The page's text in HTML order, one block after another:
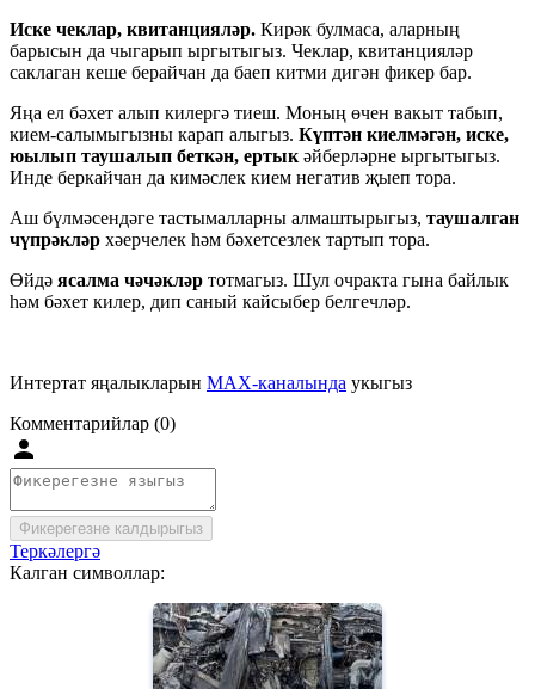
Иске чеклар, квитанцияләр. Кирәк булмаса, аларның
барысын да чыгарып ыргытыгыз. Чеклар, квитанцияләр
саклаган кеше берайчан да баеп китми дигән фикер бар.
Яңа ел бәхет алып килергә тиеш. Моның өчен вакыт табып,
кием-салымыгызны карап алыгыз. Күптән киелмәгән, иске,
юылып таушалып беткән, ертык әйберләрне ыргытыгыз.
Инде беркайчан да кимәслек кием негатив җыеп тора.
Аш бүлмәсендәге тастымалларны алмаштырыгыз, таушалган
чүпрәкләр хәерчелек һәм бәхетсезлек тартып тора.
Өйдә ясалма чәчәкләр тотмагыз. Шул очракта гына байлык
һәм бәхет килер, дип саный кайсыбер белгечләр.
Интертат яңалыкларын MAX-каналында укыгыз
Комментарийлар (0)
Фикерегезне калдырыгыз
Теркәлергә
Калган символлар: